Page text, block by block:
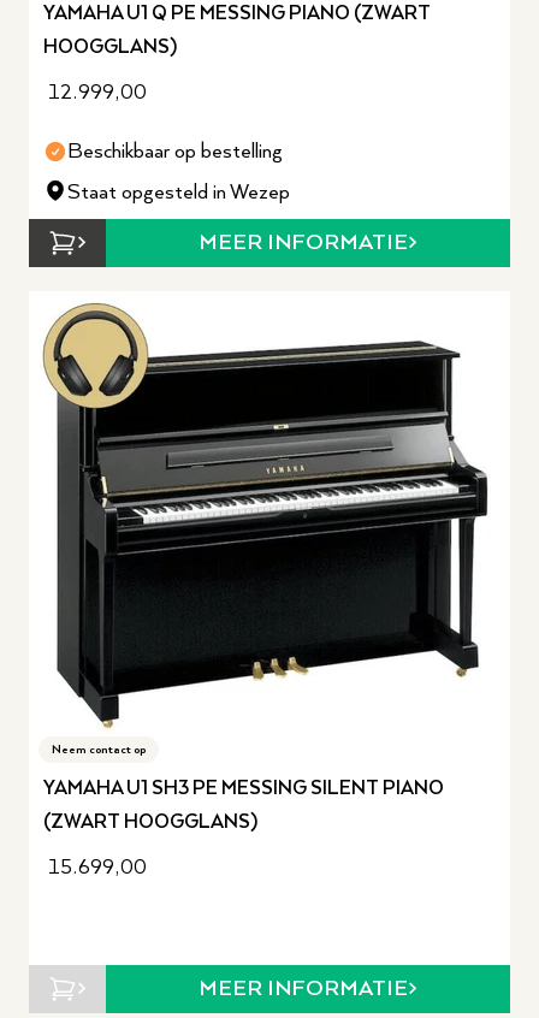
YAMAHA U1 Q PE MESSING PIANO (ZWART
HOOGGLANS)
12.999,00
Beschikbaar op bestelling
Staat opgesteld in Wezep
MEER INFORMATIE
Neem contact op
YAMAHA U1 SH3 PE MESSING SILENT PIANO
(ZWART HOOGGLANS)
15.699,00
MEER INFORMATIE